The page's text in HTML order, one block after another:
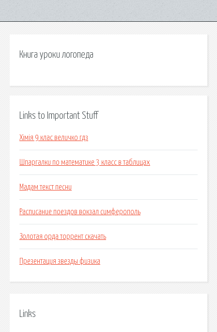
Книга уроки логопеда
Links to Important Stuff
Хімія 9 клас величко гдз
Шпаргалки по математике 3 класс в таблицах
Мадам текст песни
Расписание поездов вокзал симферополь
Золотая орда торрент скачать
Презентация звезды физика
Links